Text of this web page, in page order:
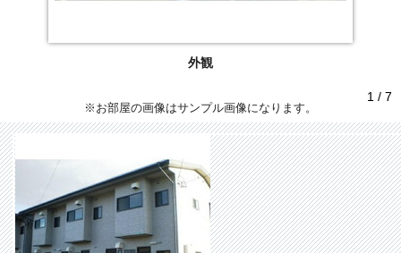
外観
1 / 7
※お部屋の画像はサンプル画像になります。